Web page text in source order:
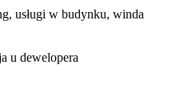
usługi w budynku, winda
u dewelopera